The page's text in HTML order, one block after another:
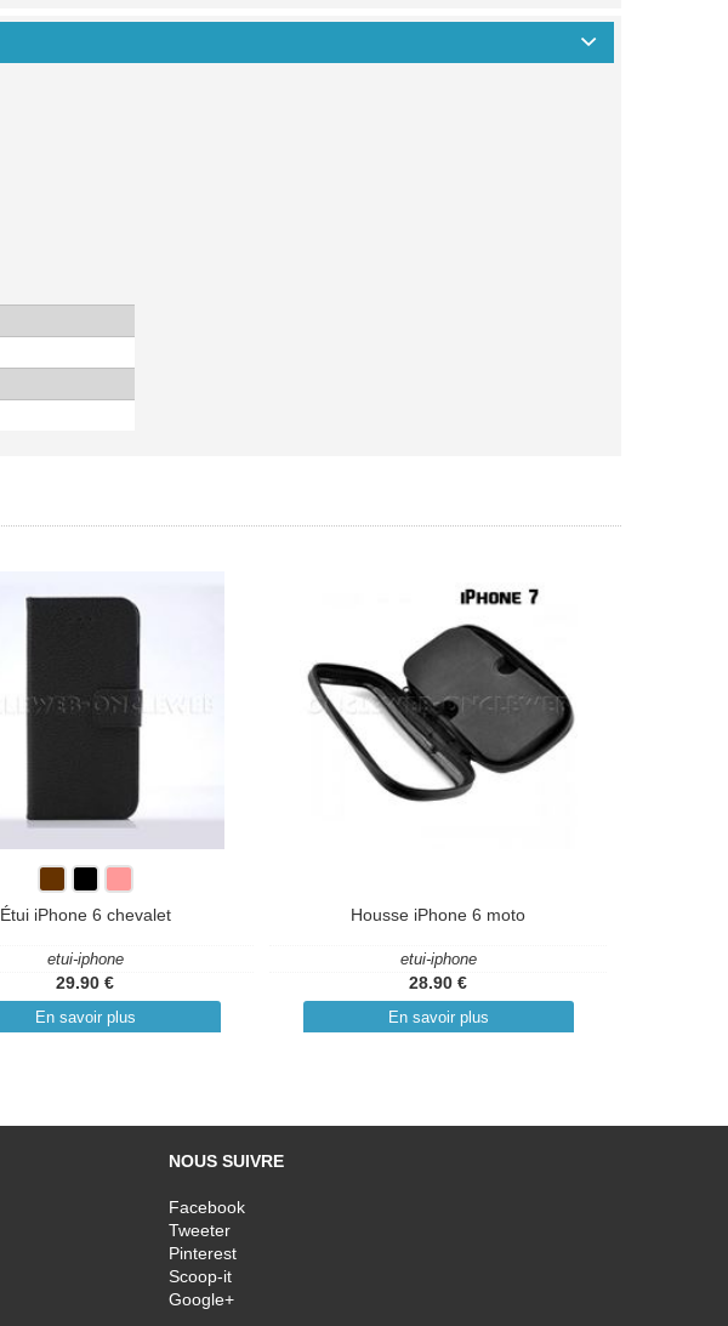
Étui iPhone 6 chevalet
etui-iphone
29.90 €
En savoir plus
Housse iPhone 6 moto
etui-iphone
28.90 €
En savoir plus
NOUS SUIVRE
Facebook
Tweeter
Pinterest
Scoop-it
Google+